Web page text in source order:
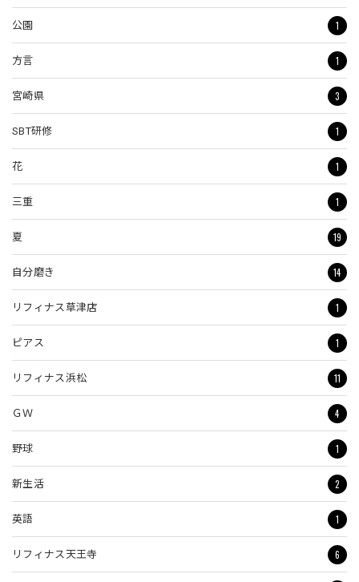
公園 1
方言 1
宮崎県 3
SBT研修 1
花 1
三重 1
夏 19
自分磨き 14
リフィナス草津店 1
ピアス 1
リフィナス浜松 11
ＧＷ 4
野球 1
新生活 2
英語 1
リフィナス天王寺 6